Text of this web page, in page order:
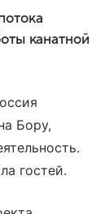
канатной
Бору,
гостей.